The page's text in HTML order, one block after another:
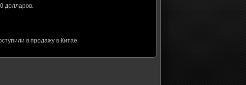
долларов.
в продажу в Китае.